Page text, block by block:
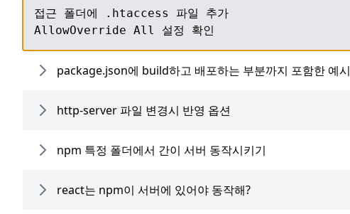
접근 폴더에 .htaccess 파일 추가
AllowOverride All 설정 확인
package.json에 build하고 배포하는 부분까지 포함한 예시
http-server 파일 변경시 반영 옵션
npm 특정 폴더에서 간이 서버 동작시키기
react는 npm이 서버에 있어야 동작해?